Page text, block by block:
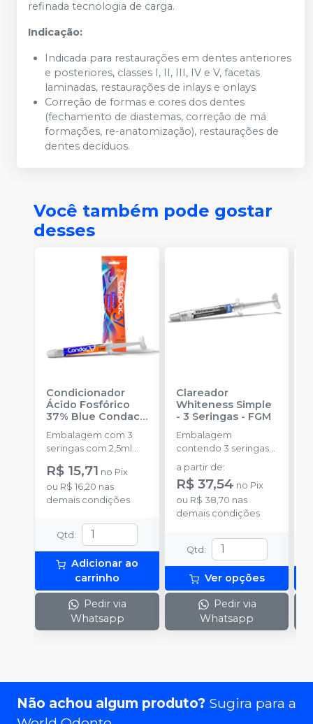
refinada tecnologia de carga.
Indicação:
Indicada para restaurações em dentes anteriores
e posteriores, classes I, II, III, IV e V, facetas
laminadas, restaurações de inlays e onlays
Correção de formas e cores dos dentes
(fechamento de diastemas, correção de má
formações, re-anatomização), restaurações de
dentes decíduos.
Você também pode gostar
desses
Condicionador
Ácido Fosfórico
37% Blue Condac-
FGM
Embalagem com 3
seringas com 2,5ml
cada uma e 3
ponteiras para
aplicação.
R$ 15,71 no Pix
ou R$ 16,20 nas
demais condições
Qtd :
Adicionar ao
carrinho
Pedir via
Whatsapp
Clareador
Whiteness Simple
- 3 Seringas- FGM
Embalagem
contendo 3 seringas
com 3g de gel cada
uma.
a partir de:
R$ 37,54 no Pix
ou R$ 38,70 nas
demais condições
Qtd :
Ver opções
Pedir via
Whatsapp
Não achou algum produto? Sugira para a